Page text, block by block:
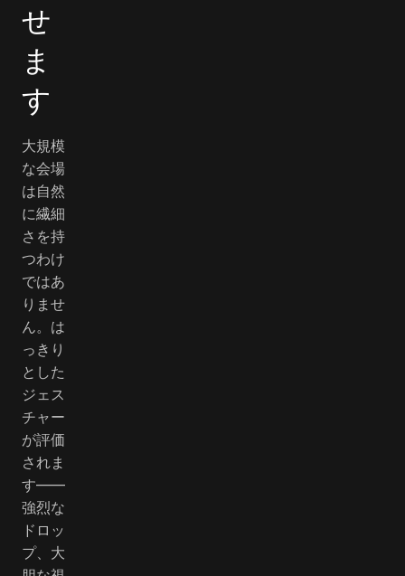
せ
ま
す
大規模
な会場
は自然
に繊細
さを持
つわけ
ではあ
りませ
ん。は
っきり
とした
ジェス
チャー
が評価
されま
す――
強烈な
ドロッ
プ、大